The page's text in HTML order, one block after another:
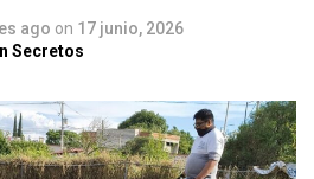
ago on 17 junio, 2026
Secretos